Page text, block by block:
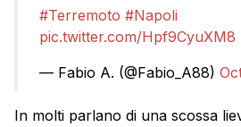
#Terremoto #Napoli
pic.twitter.com/Hpf9CyuXM8
— Fabio A. (@Fabio_A88)
In molti parlano di una scossa